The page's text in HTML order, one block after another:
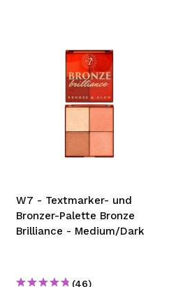
W7 - Textmarker- und
Bronzer-Palette Bronze
Brilliance - Medium/Dark
(46)